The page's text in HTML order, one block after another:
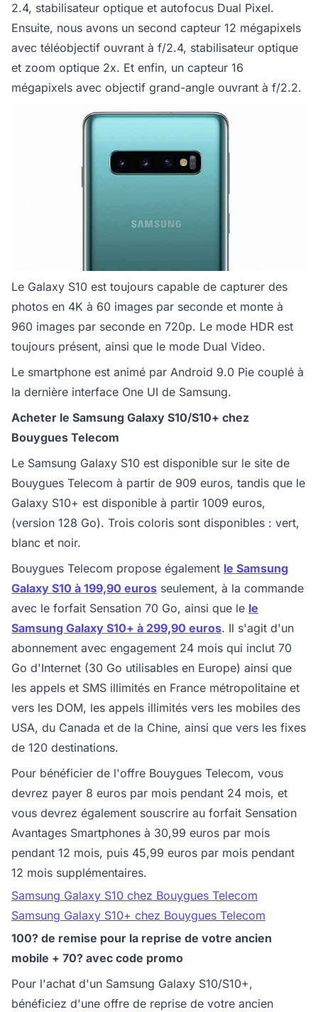
2.4, stabilisateur optique et autofocus Dual Pixel.
Ensuite, nous avons un second capteur 12 mégapixels
avec téléobjectif ouvrant à f/2.4, stabilisateur optique
et zoom optique 2x. Et enfin, un capteur 16
mégapixels avec objectif grand-angle ouvrant à f/2.2.
Le Galaxy S10 est toujours capable de capturer des
photos en 4K à 60 images par seconde et monte à
960 images par seconde en 720p. Le mode HDR est
toujours présent, ainsi que le mode Dual Video.
Le smartphone est animé par Android 9.0 Pie couplé à
la dernière interface One UI de Samsung.
Acheter le Samsung Galaxy S10/S10+ chez
Bouygues Telecom
Le Samsung Galaxy S10 est disponible sur le site de
Bouygues Telecom à partir de 909 euros, tandis que le
Galaxy S10+ est disponible à partir 1009 euros,
(version 128 Go). Trois coloris sont disponibles : vert,
blanc et noir.
Bouygues Telecom propose également le Samsung
Galaxy S10 à 199,90 euros seulement, à la commande
avec le forfait Sensation 70 Go, ainsi que le le
Samsung Galaxy S10+ à 299,90 euros. Il s'agit d'un
abonnement avec engagement 24 mois qui inclut 70
Go d'Internet (30 Go utilisables en Europe) ainsi que
les appels et SMS illimités en France métropolitaine et
vers les DOM, les appels illimités vers les mobiles des
USA, du Canada et de la Chine, ainsi que vers les fixes
de 120 destinations.
Pour bénéficier de l'offre Bouygues Telecom, vous
devrez payer 8 euros par mois pendant 24 mois, et
vous devrez également souscrire au forfait Sensation
Avantages Smartphones à 30,99 euros par mois
pendant 12 mois, puis 45,99 euros par mois pendant
12 mois supplémentaires.
Samsung Galaxy S10 chez Bouygues Telecom
Samsung Galaxy S10+ chez Bouygues Telecom
100? de remise pour la reprise de votre ancien
mobile + 70? avec code promo
Pour l'achat d'un Samsung Galaxy S10/S10+,
bénéficiez d'une offre de reprise de votre ancien